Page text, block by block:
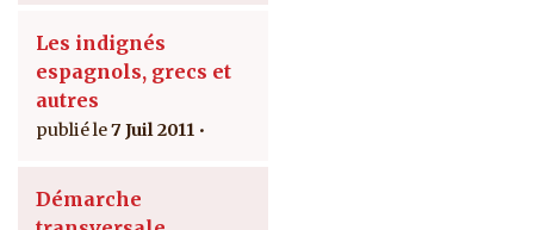
Les indignés
espagnols, grecs et
autres
7 Juil 2011
Démarche